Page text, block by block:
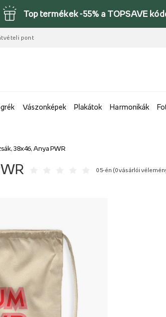
Top termékek -55% a TOPSAVE
pont
Vászonképek Plakátok Harmonikák
38x46, Anya PWR
0 5-én (0 vásárlói